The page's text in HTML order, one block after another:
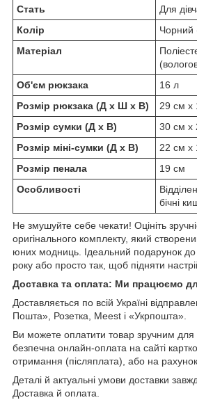
Стать
Для
Колір
Чорний
Матеріал
Об'єм рюкзака
16 л
Розмір рюкзака (Д х Ш х В)
29 см х
Розмір сумки (Д х В)
30 см х
Розмір міні-сумки (Д х В)
22 см х
Розмір пенала
19 см
Особливості
бічні
Не змушуйте себе чекати! Оцініть
оригінального комплекту, який
юних модниць. Ідеальний подарунок до
року або просто так, щоб підняти
Доставка та оплата: Ми працюємо
Доставляється по всій Україні
Пошта», Розетка, Meest і «Укрпошта».
Ви можете оплатити товар зручним
безпечна онлайн-оплата на сайті
отримання (післяплата), або на
Деталі й актуальні умови доставки
Доставка й оплата.